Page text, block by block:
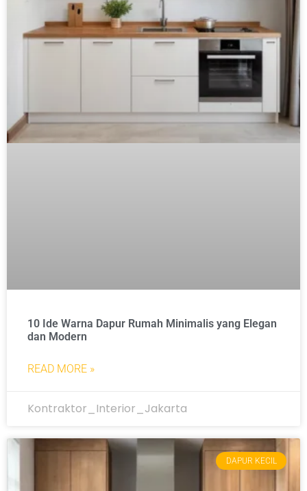
10 Ide Warna Dapur Rumah Minimalis yang Elegan
dan Modern
READ MORE »
Kontraktor_Interior_Jakarta
DAPUR KECIL